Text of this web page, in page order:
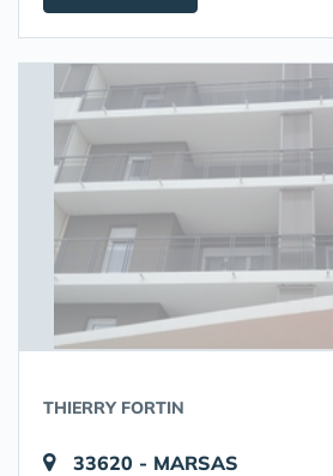
THIERRY FORTIN
33620 - MARSAS